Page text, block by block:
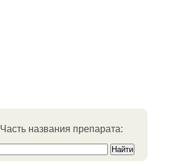
Часть названия препарата: